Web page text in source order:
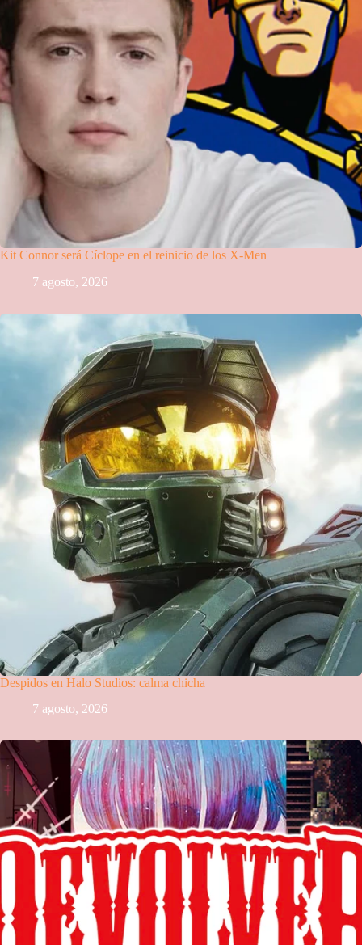
Kit Connor será Cíclope en el reinicio de los X-Men
7 agosto, 2026
Despidos en Halo Studios: calma chicha
7 agosto, 2026